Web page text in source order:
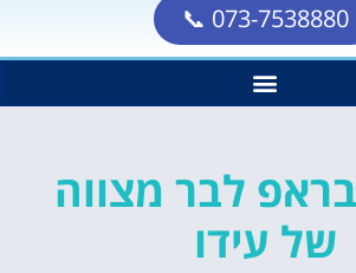
073-7538880 📞
לבר מצווה
של עידו